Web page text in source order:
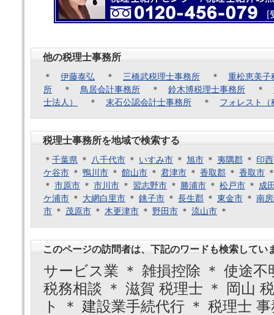
他の税理士事務所
＊ 伊藤泰弘 ＊ 三橋武税理士事務所 ＊ 重松恵美子
所 ＊ 鳥居会計事務所 ＊ 鈴木博税理士事務所 ＊
士法人）
＊ 末石公認会計士事務所 ＊ フォレスト（
税理士事務所を地域で検索する
＊ 千葉県 ＊ 八千代市 ＊ いすみ市 ＊ 旭市 ＊ 夷隅郡 ＊ 印
ケ谷市 ＊ 鴨川市 ＊ 館山市 ＊ 君津市 ＊ 香取郡 ＊ 香取市
＊ 市原市 ＊ 市川市 ＊ 習志野市 ＊ 勝浦市 ＊ 松戸市 ＊ 成
ケ浦市 ＊ 大網白里市 ＊ 銚子市 ＊ 長生郡 ＊ 東金市 ＊ 南
市 ＊ 茂原市 ＊ 木更津市 ＊ 野田市 ＊ 流山市 ＊
このページの訪問者は、下記のワードも検索してい
サービス業 ＊ 雑損控除 ＊ 使途不
税務相談 ＊ 滋賀 税理士 ＊ 岡山
ト ＊ 建設業手続代行 ＊ 税理士